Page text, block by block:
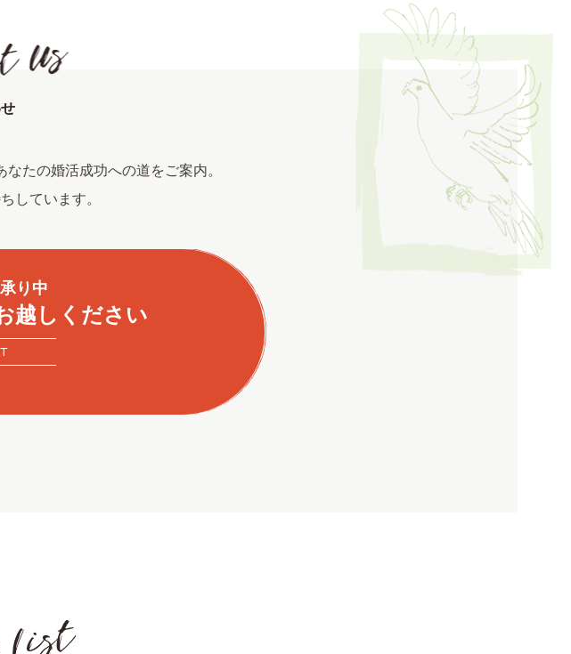
たの婚活成功への道をご案内。
しています。
り中
越しください